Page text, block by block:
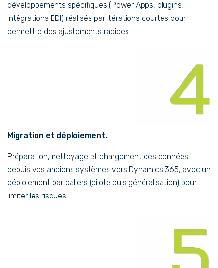
développements spécifiques (Power Apps, plugins,
intégrations EDI) réalisés par itérations courtes pour
permettre des ajustements rapides.
Migration et déploiement.
Préparation, nettoyage et chargement des données
depuis vos anciens systèmes vers Dynamics 365, avec un
déploiement par paliers (pilote puis généralisation) pour
limiter les risques.